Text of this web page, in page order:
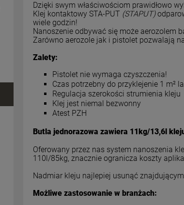
Dzięki swym właściwościom prawidłowo
Klej kontaktowy STA-PUT (STAPUT)
wiele godzin!
Nanoszenie odbywać się może aerozolem
Zarówno aerozole jak i pistolet pozwalają
Zalety:
Pistolet nie wymaga czyszczenia!
Czas potrzebny do przyklejenie 1 m²
Regulacja szerokości strumienia kleju
Klej jest niemal bezwonny
Atest PZH
Butla jednorazowa zawiera 11kg/13,6l
Oferowany przez nas system nanoszenia
110l/85kg, znacznie ogranicza koszty
Nadmiar kleju najlepiej usunąć
Możliwe zastosowanie w branżach: